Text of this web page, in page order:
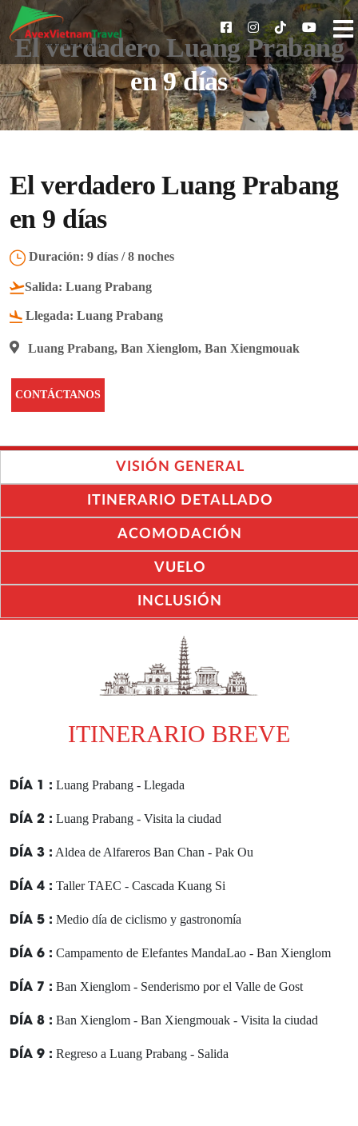
El verdadero Luang Prabang
en 9 días
El verdadero Luang Prabang
en 9 días
Duración: 9 días / 8 noches
Salida: Luang Prabang
Llegada: Luang Prabang
Luang Prabang, Ban Xienglom, Ban Xiengmouak
CONTÁCTANOS
VISIÓN GENERAL
ITINERARIO DETALLADO
ACOMODACIÓN
VUELO
INCLUSIÓN
ITINERARIO BREVE
DÍA 1 : Luang Prabang - Llegada
DÍA 2 : Luang Prabang - Visita la ciudad
DÍA 3 : Aldea de Alfareros Ban Chan - Pak Ou
DÍA 4 : Taller TAEC - Cascada Kuang Si
DÍA 5 : Medio día de ciclismo y gastronomía
DÍA 6 : Campamento de Elefantes MandaLao - Ban Xienglom
DÍA 7 : Ban Xienglom - Senderismo por el Valle de Gost
DÍA 8 : Ban Xienglom - Ban Xiengmouak - Visita la ciudad
DÍA 9 : Regreso a Luang Prabang - Salida